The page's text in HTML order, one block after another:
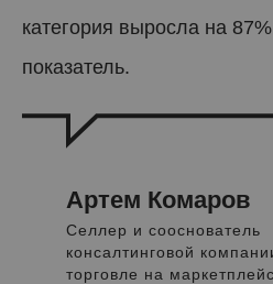
категория выросла на
показатель.
Артем Комаров
Селлер и сооснователь
консалтинговой
торговле на